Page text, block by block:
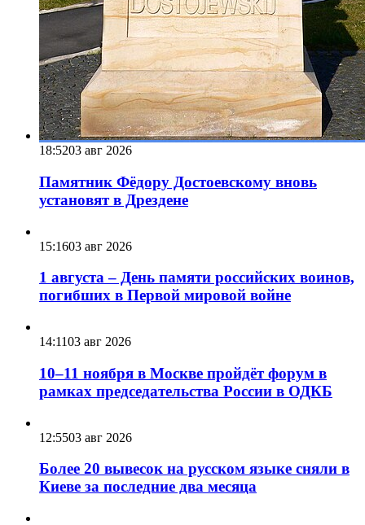
18:5203 авг 2026
Памятник Фёдору Достоевскому вновь
установят в Дрездене
15:1603 авг 2026
1 августа – День памяти российских воинов,
погибших в Первой мировой войне
14:1103 авг 2026
10–11 ноября в Москве пройдёт форум в
рамках председательства России в ОДКБ
12:5503 авг 2026
Более 20 вывесок на русском языке сняли в
Киеве за последние два месяца